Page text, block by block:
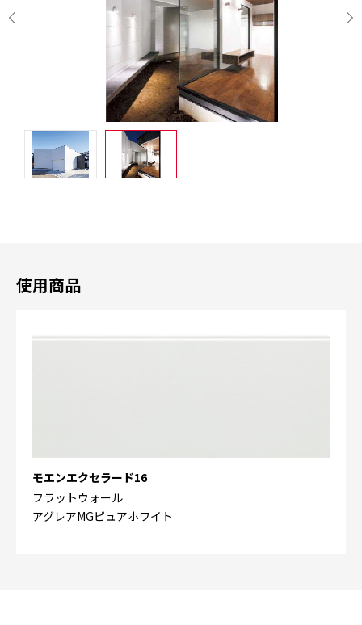
使用商品
モエンエクセラード16
フラットウォール
アグレアMGピュアホワイト